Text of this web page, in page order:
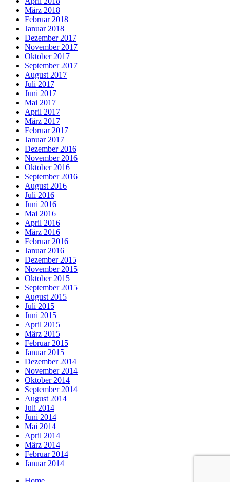
März 2018
Februar 2018
Januar 2018
Dezember 2017
November 2017
Oktober 2017
September 2017
August 2017
Juli 2017
Juni 2017
Mai 2017
April 2017
März 2017
Februar 2017
Januar 2017
Dezember 2016
November 2016
Oktober 2016
September 2016
August 2016
Juli 2016
Juni 2016
Mai 2016
April 2016
März 2016
Februar 2016
Januar 2016
Dezember 2015
November 2015
Oktober 2015
September 2015
August 2015
Juli 2015
Juni 2015
April 2015
März 2015
Februar 2015
Januar 2015
Dezember 2014
November 2014
Oktober 2014
September 2014
August 2014
Juli 2014
Juni 2014
Mai 2014
April 2014
März 2014
Februar 2014
Januar 2014